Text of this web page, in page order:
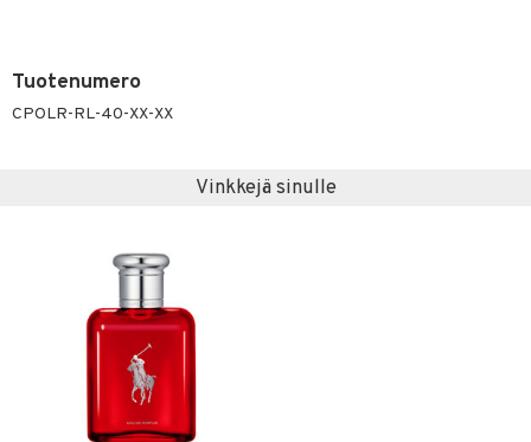
Tuotenumero
CPOLR-RL-40-XX-XX
Vinkkejä sinulle